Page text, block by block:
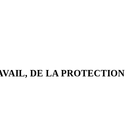
DE LA PROTECTION